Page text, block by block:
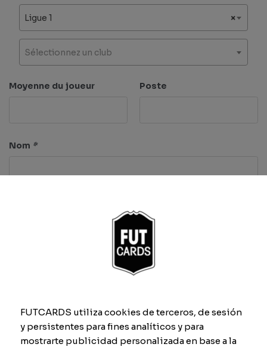
×
Ligue 1
Sélectionnez un club
Moyenne du joueur Poste
Nom *
Dribbling
Tir Défense
FUTCARDS utiliza cookies de terceros, de sesión
y persistentes para fines analíticos y para
mostrarte publicidad personalizada en base a la